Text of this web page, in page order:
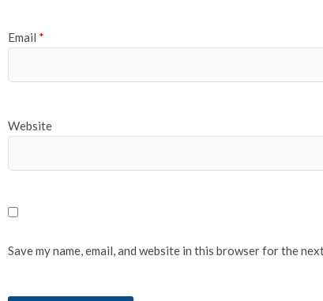
Email *
Website
Save my name, email, and website in this browser for the